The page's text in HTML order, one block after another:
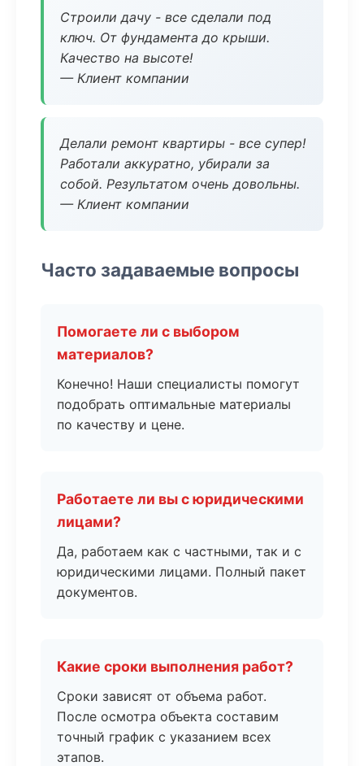
Строили дачу - все сделали под
ключ. От фундамента до крыши.
Качество на высоте!
— Клиент компании
Делали ремонт квартиры - все супер!
Работали аккуратно, убирали за
собой. Результатом очень довольны.
— Клиент компании
Часто задаваемые вопросы
Помогаете ли с выбором
материалов?
Конечно! Наши специалисты помогут
подобрать оптимальные материалы
по качеству и цене.
Работаете ли вы с юридическими
лицами?
Да, работаем как с частными, так и с
юридическими лицами. Полный пакет
документов.
Какие сроки выполнения работ?
Сроки зависят от объема работ.
После осмотра объекта составим
точный график с указанием всех
этапов.